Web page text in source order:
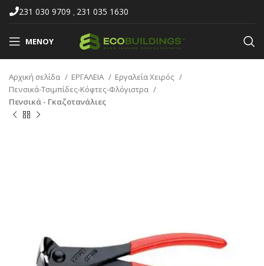
231 030 9709 , 231 035 1630
ΜΕΝΟΎ
Αρχική σελίδα ΕΡΓΑΛΕΙΑ
Εργαλεία Χειρός
Πενσικά-Τσιμπίδες-Κόφτες-Φλόγιστρα
Πενσικά - Γκαζοτανάλιες